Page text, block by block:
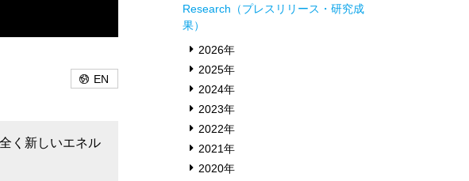
EN
く新しいエネル
Research（プレスリリース・研究成
果）
2026年
2025年
2024年
2023年
2022年
2021年
2020年